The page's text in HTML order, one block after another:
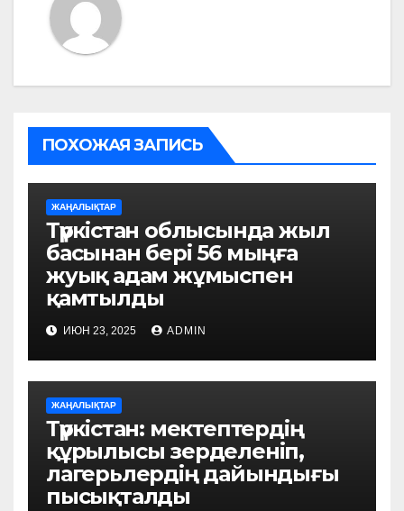
ПОХОЖАЯ ЗАПИСЬ
ЖАҢАЛЫҚТАР
Түркістан облысында жыл
басынан бері 56 мыңға
жуық адам жұмыспен
қамтылды
ИЮН 23, 2025 ADMIN
ЖАҢАЛЫҚТАР
Түркістан: мектептердің
құрылысы зерделеніп,
лагерьлердің дайындығы
пысықталды